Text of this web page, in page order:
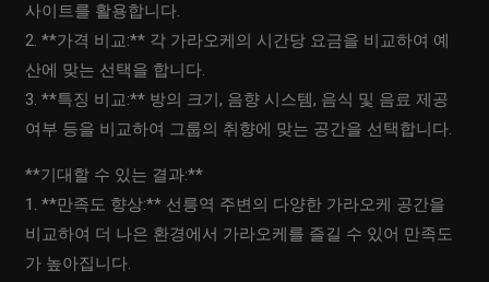
사이트를 활용합니다.
2. **가격 비교:** 각 가라오케의 시간당 요금을 비교하여 예
산에 맞는 선택을 합니다.
3. **특징 비교:** 방의 크기, 음향 시스템, 음식 및 음료 제공
여부 등을 비교하여 그룹의 취향에 맞는 공간을 선택합니다.
**기대할 수 있는 결과:**
1. **만족도 향상:** 선릉역 주변의 다양한 가라오케 공간을
비교하여 더 나은 환경에서 가라오케를 즐길 수 있어 만족도
가 높아집니다.